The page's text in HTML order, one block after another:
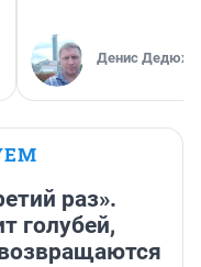
Денис
раз».
голубей,